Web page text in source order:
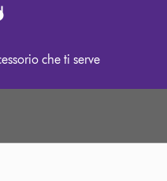
che ti serve